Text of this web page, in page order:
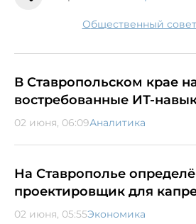
Общественный совет
В Ставропольском крае
востребованные ИТ-
02 июня, 06:09Аналитика
На Ставрополье
проектировщик для
02 июня, 05:55Экономика